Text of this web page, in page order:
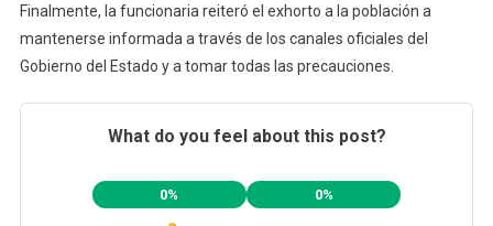
Finalmente, la funcionaria reiteró el exhorto a la población a
mantenerse informada a través de los canales oficiales del
Gobierno del Estado y a tomar todas las precauciones.
What do you feel about this post?
0% 0%